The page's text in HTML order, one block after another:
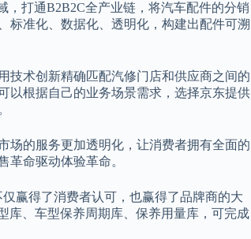
打通B2B2C全产业链，将汽车配件的分销
标准化、数据化、透明化，构建出配件可溯
技术创新精确匹配汽修门店和供应商之间的
以根据自己的业务场景需求，选择京东提供
场的服务更加透明化，让消费者拥有全面的
革命驱动体验革命。
赢得了消费者认可，也赢得了品牌商的大
库、车型保养周期库、保养用量库，可完成